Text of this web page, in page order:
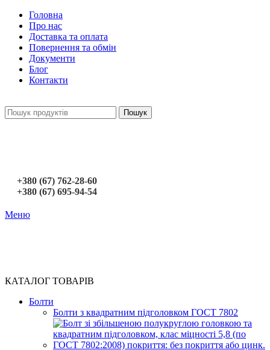
Головна
Про нас
Доставка та оплата
Повернення та обмін
Документи
Блог
Контакти
Пошук
+380 (67) 762-28-60
+380 (67) 695-94-54
Меню
КАТАЛОГ ТОВАРІВ
Болти
Болти з квадратним підголовком ГОСТ 7802